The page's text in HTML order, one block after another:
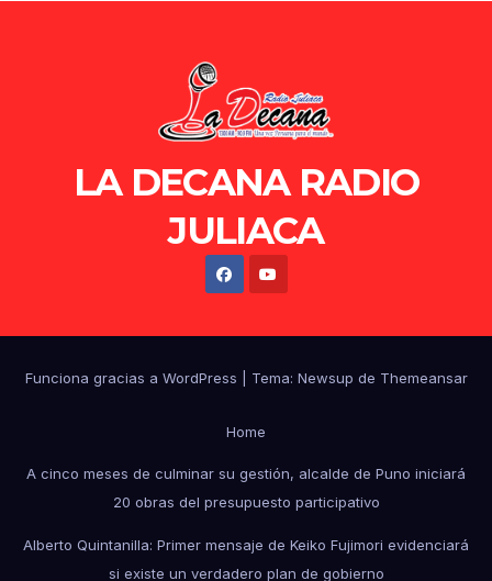
LA DECANA RADIO
JULIACA
Funciona gracias a WordPress Tema: Newsup de Themeansar
Home
A cinco meses de culminar su gestión, alcalde de Puno iniciará
20 obras del presupuesto participativo
Alberto Quintanilla: Primer mensaje de Keiko Fujimori evidenciará
si existe un verdadero plan de gobierno